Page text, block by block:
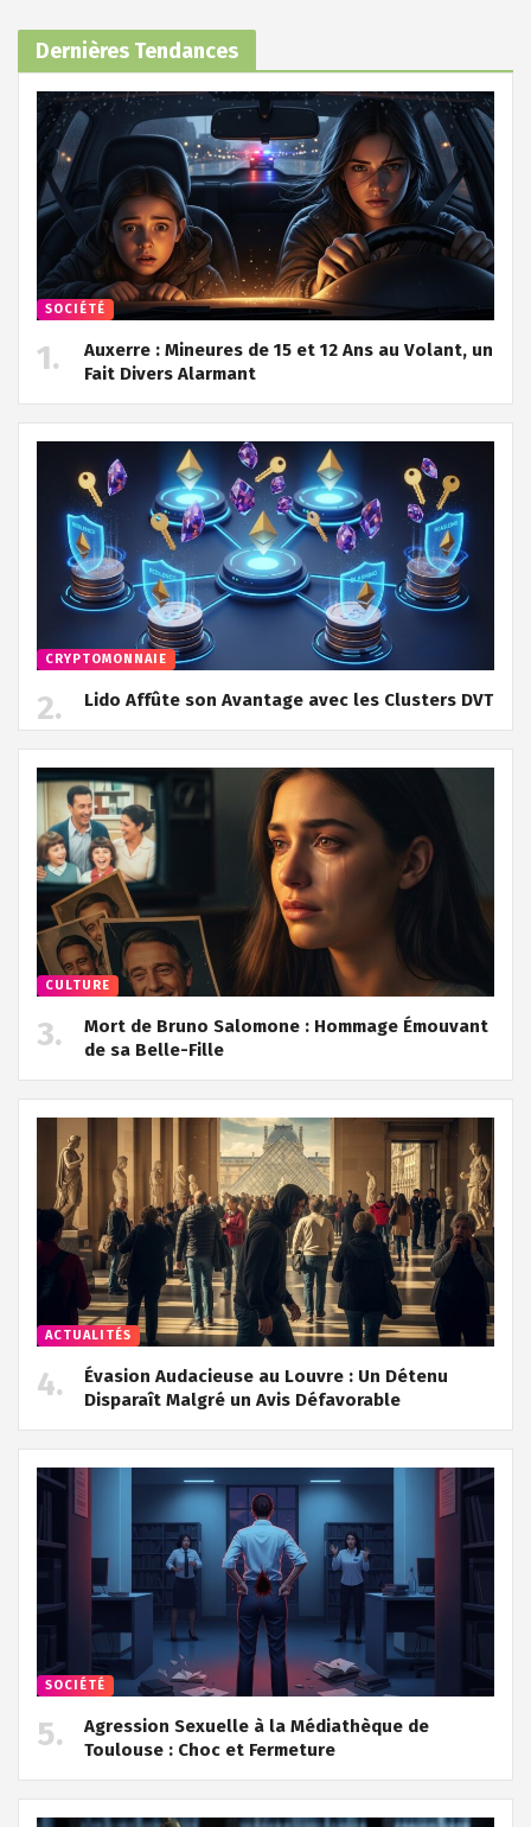
Dernières Tendances
SOCIÉTÉ
Auxerre : Mineures de 15 et 12 Ans au Volant, un
Fait Divers Alarmant
CRYPTOMONNAIE
Lido Affûte son Avantage avec les Clusters DVT
CULTURE
Mort de Bruno Salomone : Hommage Émouvant
de sa Belle-Fille
ACTUALITÉS
Évasion Audacieuse au Louvre : Un Détenu
Disparaît Malgré un Avis Défavorable
SOCIÉTÉ
Agression Sexuelle à la Médiathèque de
Toulouse : Choc et Fermeture